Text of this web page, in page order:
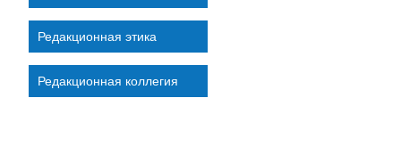
Редакционная этика
Редакционная коллегия